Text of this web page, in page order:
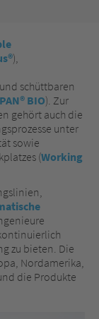
),
schüttbaren
BIO). Zur
gehört auch die
unter
sowie
(Working
zu bieten. Die
Nordamerika,
die Produkte